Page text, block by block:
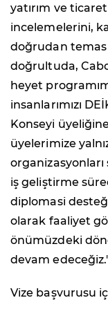
yatırım ve
incelemelerini,
doğrudan temas
doğrultuda,
heyet
insanlarımızı
Konseyi
üyelerimize
iş geliştirme
diplomasi
olarak faaliyet
önümüzdeki
devam
Vize başvurusu